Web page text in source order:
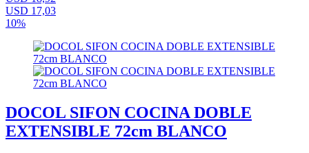
USD 17,03
10%
DOCOL SIFON COCINA DOBLE
EXTENSIBLE 72cm BLANCO